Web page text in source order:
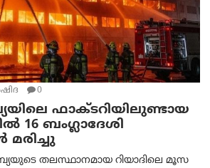
0
ഫാക്ടറിയിലുണ്ടായ
16 ബംഗ്ലാദേശി
മരിച്ചു
തലസ്ഥാനമായ റിയാദിലെ മൂസ